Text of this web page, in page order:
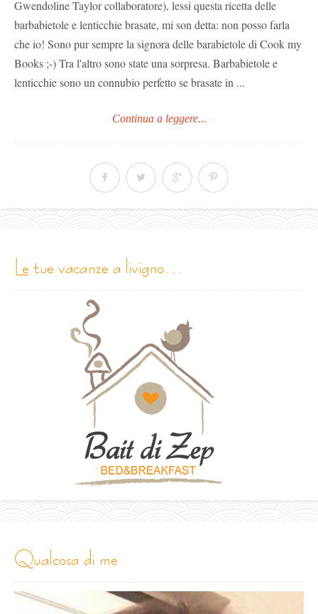
Gwendoline Taylor collaboratore), lessi questa ricetta delle
barbabietole e lenticchie brasate, mi son detta: non posso farla
che io! Sono pur sempre la signora delle barabietole di Cook my
Books ;-) Tra l'altro sono state una sorpresa. Barbabietole e
lenticchie sono un connubio perfetto se brasate in ...
Continua a leggere...
le tue vacanze a livigno…
qualcosa di me